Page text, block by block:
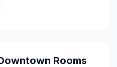
Rooms